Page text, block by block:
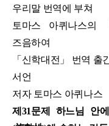
우리말 번역에 부쳐
토마스 아퀴나스의
즈음하여
「신학대전」 번역 출
서언
저자 토마스 아퀴나스
제31문제 하느님 안